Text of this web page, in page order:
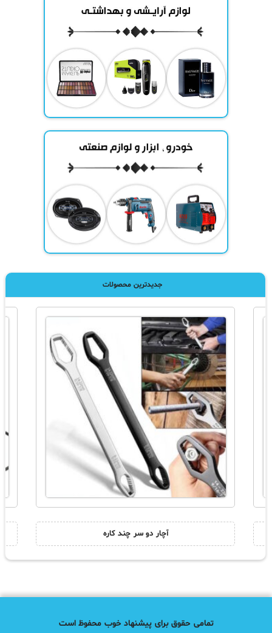
جدیدترین محصولات
آچار دو سر چند کاره
تمامی حقوق برای پیشنهاد خوب محفوظ است